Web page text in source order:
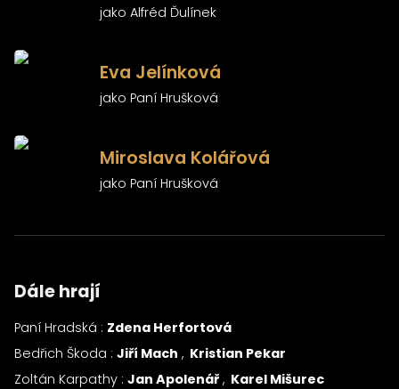
jako Alfréd Ďulínek
) Eva Jelínková
jako Paní Hrušková
) Miroslava Kolářová
jako Paní Hrušková
Dále hrají
Paní Hradská : Zdena Herfortová
Bedřich Škoda : Jiří Mach
Kristian Pekar
Zoltán Karpathy : Jan Apolenář
Karel Mišurec